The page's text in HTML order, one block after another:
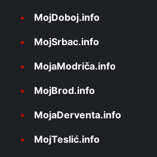
MojDoboj.info
MojSrbac.info
MojaModriča.info
MojBrod.info
MojaDerventa.info
MojTeslić.info